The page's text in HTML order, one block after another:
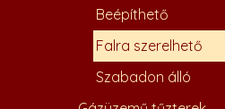
Beépíthető
Falra szerelhető
Szabadon álló